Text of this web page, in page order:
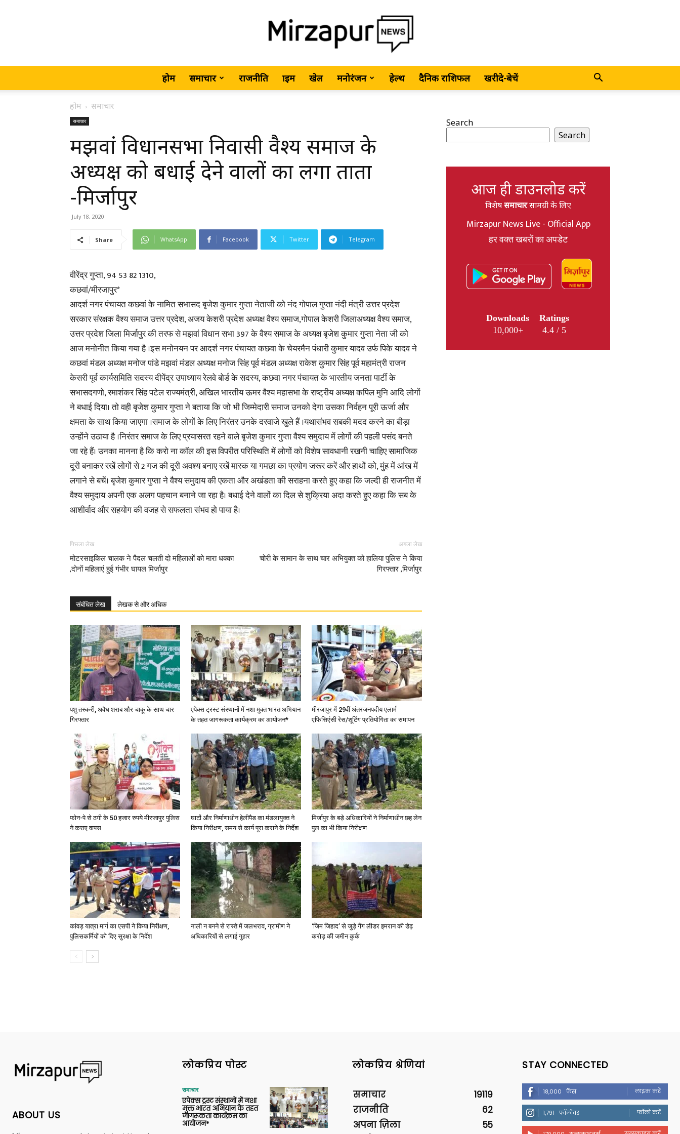
MirzapurNews.com
•
Latest
News
in
Today
Hindi
News
Paper
होम समाचार राजनीति क्राइम खेल मनोरंजन हेल्थ दैनिक राशिफल खरीदे-बेचें
होम समाचार
समाचार
मझवां विधानसभा निवासी वैश्य समाज के
अध्यक्ष को बधाई देने वालों का लगा ताता
-मिर्जापुर
July 18, 2020
Share WhatsApp Facebook Twitter Telegram
वीरेंद्र गुप्ता, 94 53 82 1310,
कछवां/मीरजापुर*
आदर्श नगर पंचायत कछवां के नामित सभासद बृजेश कुमार गुप्ता नेताजी को नंद गोपाल गुप्ता नंदी मंत्री उत्तर प्रदेश
सरकार संरक्षक वैश्य समाज उत्तर प्रदेश, अजय केशरी प्रदेश अध्यक्ष वैश्य समाज,गोपाल केशरी जिलाअध्यक्ष वैश्य समाज,
उत्तर प्रदेश जिला मिर्जापुर की तरफ से मझवां विधान सभा 397 के वैश्य समाज के अध्यक्ष बृजेश कुमार गुप्ता नेता जी को
आज मनोनीत किया गया है ।इस मनोनयन पर आदर्श नगर पंचायत कछवा के चेयरमैन पंधारी कुमार यादव उर्फ पिके यादव ने
कछवां मंडल अध्यक्ष मनोज पांडे मझवां मंडल अध्यक्ष मनोज सिंह पूर्व मंडल अध्यक्ष राकेश कुमार सिंह पूर्व महामंत्री राजन
केसरी पूर्व कार्यसमिति सदस्य दीपेंद्र उपाध्याय रेलवे बोर्ड के सदस्य, कछवा नगर पंचायत के भारतीय जनता पार्टी के
सभासदगणो, रमाशंकर सिंह पटेल राज्यमंत्री, अखिल भारतीय ऊमर वैश्य महासभा के राष्ट्रीय अध्यक्ष कपिल मुनि आदि लोगों
ने बधाई दिया। तो वही बृजेश कुमार गुप्ता ने बताया कि जो भी जिम्मेदारी समाज उनको देगा उसका निर्वहन पूरी ऊर्जा और
क्षमता के साथ किया जाएगा ।समाज के लोगों के लिए निरंतर उनके दरवाजे खुले हैं ।यथासंभव सबकी मदद करने का बीड़ा
उन्होंने उठाया है ।निरंतर समाज के लिए प्रयासरत रहने वाले बृजेश कुमार गुप्ता वैश्य समुदाय में लोगों की पहली पसंद बनते
जा रहे हैं। उनका मानना है कि करो ना कॉल की इस विपरीत परिस्थिति में लोगों को विशेष सावधानी रखनी चाहिए सामाजिक
दूरी बनाकर रखें लोगों से 2 गज की दूरी अवश्य बनाए रखें मास्क या गमछा का प्रयोग जरूर करें और हाथों को, मुंह में आंख में
लगाने से बचें। बृजेश कुमार गुप्ता ने वैश्य समुदाय की एकता और अखंडता की सराहना करते हुए कहा कि जल्दी ही राजनीत में
वैश्य समुदाय अपनी एक अलग पहचान बनाने जा रहा है। बधाई देने वालों का दिल से शुक्रिया अदा करते हुए कहा कि सब के
आशीर्वाद और सहयोग की वजह से सफलता संभव हो पाया है।
पिछला लेख
मोटरसाइकिल चालक ने पैदल चलती दो महिलाओं को मारा धक्का
,दोनों महिलाएं हुई गंभीर घायल मिर्जापुर
अगला लेख
चोरी के सामान के साथ चार अभियुक्त को हालिया पुलिस ने किया
गिरफ्तार ,मिर्जापुर
संबंधित लेख लेखक से और अधिक
पशु तस्करी, अवैध शराब और चाकू के साथ चार
गिरफ्तार
एपेक्स ट्रस्ट संस्थानों में नशा मुक्त भारत अभियान
के तहत जागरूकता कार्यक्रम का आयोजन*
मीरजापुर में 29वीं अंतरजनपदीय एलार्म
एफिसिएंसी रेस/शूटिंग प्रतियोगिता का समापन
फोन-पे से ठगी के 50 हजार रुपये मीरजापुर पुलिस
ने कराए वापस
घाटों और निर्माणाधीन हेलीपैड का मंडलायुक्त ने
किया निरीक्षण, समय से कार्य पूरा कराने के निर्देश
मिर्जापुर के बड़े अधिकारियों ने निर्माणाधीन छह लेन
पुल का भी किया निरीक्षण
कांवड़ यात्रा मार्ग का एसपी ने किया निरीक्षण,
पुलिसकर्मियों को दिए सुरक्षा के निर्देश
नाली न बनने से रास्ते में जलभराव, ग्रामीण ने
अधिकारियों से लगाई गुहार
‘जिम जिहाद’ से जुड़े गैंग लीडर इमरान की डेढ़
करोड़ की जमीन कुर्क
Search
Search
आज ही डाउनलोड करें
विशेषसमाचारसामग्री के लिए
Mirzapur News Live - Official App
हर वक्त खबरों का अपडेट
Downloads
10,000+
Ratings
4.4 / 5
ABOUT US
लोकप्रिय पोस्ट
समाचार
एपेक्स ट्रस्ट संस्थानों में नशा
मुक्त भारत अभियान के तहत
जागरूकता कार्यक्रम का
आयोजन*
लोकप्रिय श्रेणियां
समाचार
19119
राजनीति
62
अपना ज़िला
55
STAY CONNECTED
18,000 फैंस लाइक करें
1,791 फॉलोवर फॉलो करें